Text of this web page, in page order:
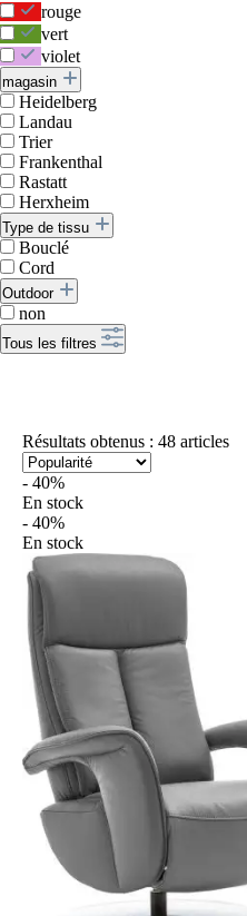
rouge
vert
violet
magasin
Heidelberg
Landau
Trier
Frankenthal
Rastatt
Herxheim
Type de tissu
Bouclé
Cord
Outdoor
non
Tous les filtres
Résultats obtenus : 48 articles
- 40%
En stock
- 40%
En stock